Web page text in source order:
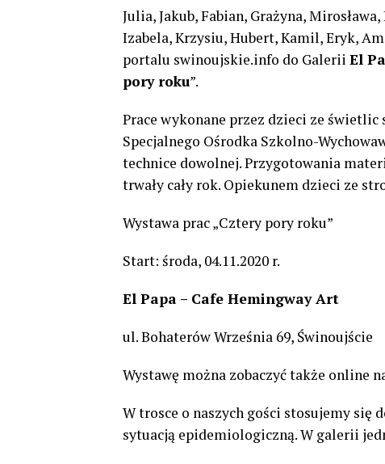
Julia, Jakub, Fabian, Grażyna,
Izabela, Krzysiu, Hubert, Kamil, Eryk,
portalu swinoujskie.info do Galerii El
pory roku”.
Prace wykonane przez dzieci ze
Specjalnego Ośrodka Szkolno-
technice dowolnej. Przygotowania
trwały cały rok. Opiekunem dzieci ze
Wystawa prac „Cztery pory roku”
Start: środa, 04.11.2020 r.
El Papa – Cafe Hemingway Art
ul. Bohaterów Września 69, Świnoujście
Wystawę można zobaczyć także online
W trosce o naszych gości stosujemy się
sytuacją epidemiologiczną. W galerii